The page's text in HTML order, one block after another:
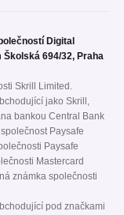
Digital
Školská 694/32, Praha
Skrill Limited.
jako Skrill,
bankou Central Bank
Paysafe
Paysafe
Mastercard
známka společnosti
pod značkami